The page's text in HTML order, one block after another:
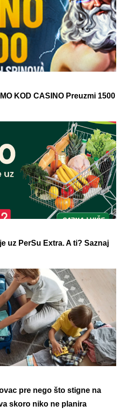
KOD CASINO Preuzmi 1500
uz PerSu Extra. A ti? Saznaj
pre nego što stigne na
skoro niko ne planira